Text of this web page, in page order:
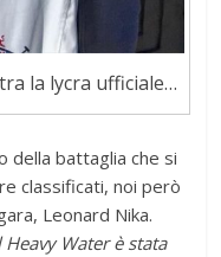
la lycra ufficiale…
della battaglia che si
classificati, noi però
Leonard Nika.
Heavy Water è stata